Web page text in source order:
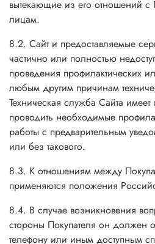
вытекающие из его отношений с
лицам.
8.2. Сайт и предоставляемые
частично или полностью
проведения профилактических
любым другим причинам
Техническая служба Сайта
проводить необходимые
работы с предварительным
или без такового.
8.3. К отношениям между
применяются положения
8.4. В случае возникновения
стороны Покупателя он должен
телефону или иным доступным